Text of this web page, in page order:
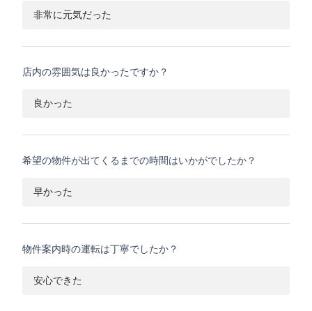
非常に元気だった
店内の雰囲気は良かったですか？
良かった
希望の物件が出てくるまでの時間はいかがでしたか？
早かった
物件案内時の運転は丁寧でしたか？
安心できた